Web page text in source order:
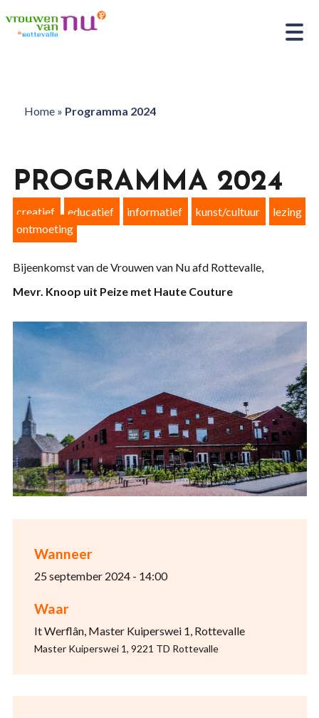
Home» Programma 2024
Wanneer
25 september 2024 - 14:00
Waar
It Werflân, Master Kuiperswei 1, Rottevalle
Master Kuiperswei 1, 9221 TD Rottevalle
PROGRAMMA 2024
creatief educatief informatief kunst/cultuur
lezing
ontmoeting
Bijeenkomst van de Vrouwen van Nu afd Rottevalle,
Mevr. Knoop uit Peize met Haute Couture